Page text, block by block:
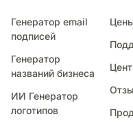
Электрические
Симметричный
Силуэт
Стекло
Генератор email
подписей
Генератор
названий бизнеса
ИИ Генератор
логотипов